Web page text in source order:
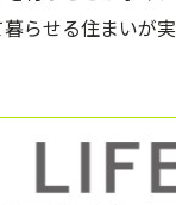
らせる住まいが実